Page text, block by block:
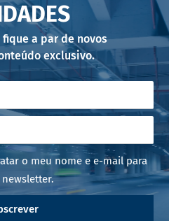
a par de novos
exclusivo.
o meu nome e e-mail para